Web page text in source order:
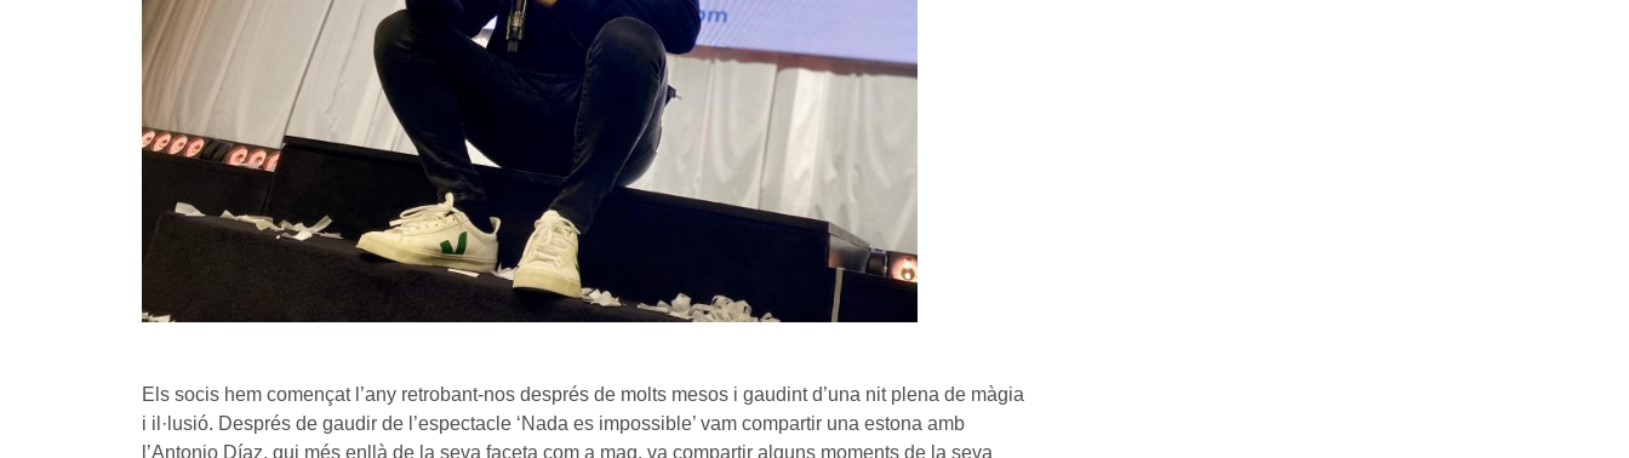
Els socis hem començat l’any retrobant-nos després de molts mesos i gaudint d’una nit plena de màgia
i il·lusió. Després de gaudir de l’espectacle ‘Nada es impossible’ vam compartir una estona amb
l’Antonio Díaz, qui més enllà de la seva faceta com a mag, va compartir alguns moments de la seva